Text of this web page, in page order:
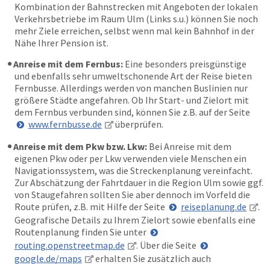
Kombination der Bahnstrecken mit Angeboten der lokalen
Verkehrsbetriebe im Raum Ulm (Links s.u.) können Sie noch
mehr Ziele erreichen, selbst wenn mal kein Bahnhof in der
Nähe Ihrer Pension ist.
Anreise mit dem Fernbus: Eine besonders preisgünstige
und ebenfalls sehr umweltschonende Art der Reise bieten
Fernbusse. Allerdings werden von manchen Buslinien nur
größere Städte angefahren. Ob Ihr Start- und Zielort mit
dem Fernbus verbunden sind, können Sie z.B. auf der Seite
www.fernbusse.de
überprüfen.
Anreise mit dem Pkw bzw. Lkw: Bei Anreise mit dem
eigenen Pkw oder per Lkw verwenden viele Menschen ein
Navigationssystem, was die Streckenplanung vereinfacht.
Zur Abschätzung der Fahrtdauer in die Region Ulm sowie ggf.
von Staugefahren sollten Sie aber dennoch im Vorfeld die
Route prüfen, z.B. mit Hilfe der Seite
reiseplanung.de
.
Geografische Details zu Ihrem Zielort sowie ebenfalls eine
Routenplanung finden Sie unter
routing.openstreetmap.de
. Über die Seite
google.de/maps
erhalten Sie zusätzlich auch